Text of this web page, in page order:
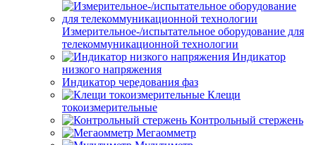
Измерительное-/испытательное оборудование для
телекоммуникационной технологии
Индикатор
низкого напряжения
Индикатор чередования фаз
Клещи
токоизмерительные
Контрольный стержень
Мегаомметр